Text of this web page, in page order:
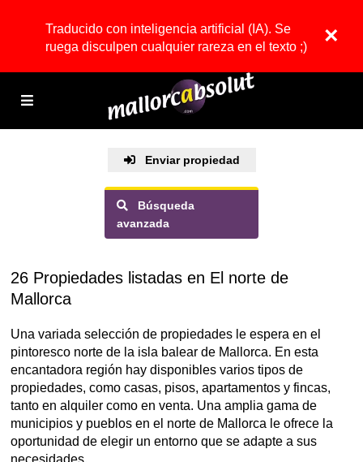
Traducido con inteligencia artificial (IA). Se
ruega disculpen cualquier rareza en el texto ;)
×
Enviar propiedad
Búsqueda
avanzada
26 Propiedades listadas en El norte de
Mallorca
Una variada selección de propiedades le espera en el
pintoresco norte de la isla balear de Mallorca. En esta
encantadora región hay disponibles varios tipos de
propiedades, como casas, pisos, apartamentos y fincas,
tanto en alquiler como en venta. Una amplia gama de
municipios y pueblos en el norte de Mallorca le ofrece la
oportunidad de elegir un entorno que se adapte a sus
necesidades.